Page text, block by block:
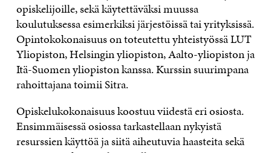
opiskelijoille, sekä käytettäväksi muussa
koulutuksessa esimerkiksi järjestöissä tai yrityksissä.
Opintokokonaisuus on toteutettu yhteistyössä LUT
Yliopiston, Helsingin yliopiston, Aalto-yliopiston ja
Itä-Suomen yliopiston kanssa. Kurssin suurimpana
rahoittajana toimii Sitra.
Opiskelukokonaisuus koostuu viidestä eri osiosta.
Ensimmäisessä osiossa tarkastellaan nykyistä
resurssien käyttöä ja siitä aiheutuvia haasteita sekä